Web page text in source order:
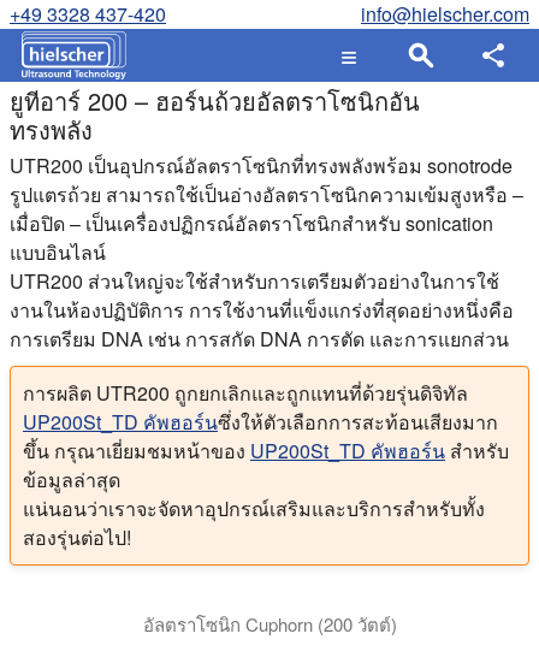
+49 3328 437-420 info@hielscher.com
ยูทีอาร์ 200 – ฮอร์นถ้วยอัลตราโซนิกอัน
ทรงพลัง
UTR200 เป็นอุปกรณ์อัลตราโซนิกที่ทรงพลังพร้อม sonotrode
รูปแตรถ้วย สามารถใช้เป็นอ่างอัลตราโซนิกความเข้มสูงหรือ –
เมื่อปิด – เป็นเครื่องปฏิกรณ์อัลตราโซนิกสําหรับ sonication
แบบอินไลน์
UTR200 ส่วนใหญ่จะใช้สําหรับการเตรียมตัวอย่างในการใช้
งานในห้องปฏิบัติการ การใช้งานที่แข็งแกร่งที่สุดอย่างหนึ่งคือ
การเตรียม DNA เช่น การสกัด DNA การตัด และการแยกส่วน
การผลิต UTR200 ถูกยกเลิกและถูกแทนที่ด้วยรุ่นดิจิทัล
UP200St_TD คัพฮอร์นซึ่งให้ตัวเลือกการสะท้อนเสียงมาก
ขึ้น กรุณาเยี่ยมชมหน้าของ UP200St_TD คัพฮอร์น สําหรับ
ข้อมูลล่าสุด
แน่นอนว่าเราจะจัดหาอุปกรณ์เสริมและบริการสําหรับทั้ง
สองรุ่นต่อไป!
อัลตราโซนิก Cuphorn (200 วัตต์)